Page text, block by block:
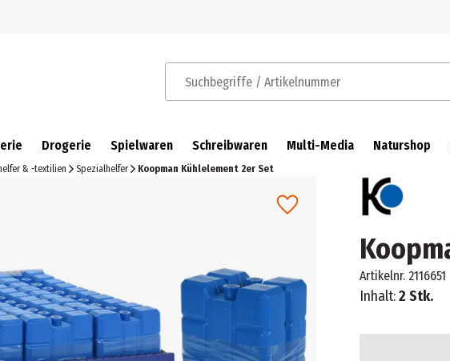
Suchbegriffe / Artikelnummer
Drogerie Spielwaren Schreibwaren Multi-Media Naturshop
& -textilien Spezialhelfer Koopman Kühlelement 2er Set
Artikelnr. 2116651
Inhalt:2 Stk.